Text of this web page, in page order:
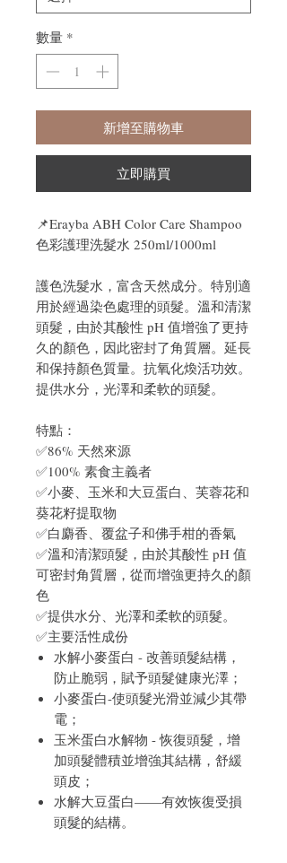
數量 *
新增至購物車
立即購買
📌Erayba ABH Color Care Shampoo
色彩護理洗髮水 250ml/1000ml
護色洗髮水，富含天然成分。特別適
用於經過染色處理的頭髮。溫和清潔
頭髮，由於其酸性 pH 值增強了更持
久的顏色，因此密封了角質層。延長
和保持顏色質量。抗氧化煥活功效。
提供水分，光澤和柔軟的頭髮。
特點：
✅86% 天然來源
✅100% 素食主義者
✅小麥、玉米和大豆蛋白、芙蓉花和
葵花籽提取物
✅白麝香、覆盆子和佛手柑的香氣
✅溫和清潔頭髮，由於其酸性 pH 值
可密封角質層，從而增強更持久的顏
色
✅提供水分、光澤和柔軟的頭髮。
✅主要活性成份
水解小麥蛋白 - 改善頭髮結構，
防止脆弱，賦予頭髮健康光澤；
小麥蛋白-使頭髮光滑並減少其帶
電；
玉米蛋白水解物 - 恢復頭髮，增
加頭髮體積並增強其結構，舒緩
頭皮；
水解大豆蛋白——有效恢復受損
頭髮的結構。